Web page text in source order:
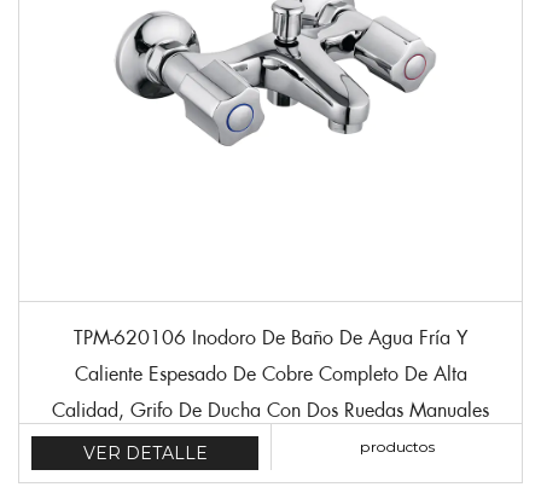
TPM-620106 Inodoro De Baño De Agua Fría Y
Caliente Espesado De Cobre Completo De Alta
Calidad, Grifo De Ducha Con Dos Ruedas Manuales
VER DETALLE productos